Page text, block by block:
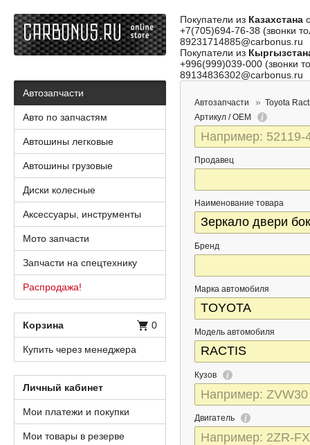
Покупатели из Казахстана
+7(705)694-76-38 (звонки
89231714885@carbonus.ru
Покупатели из
+996(999)039-000 (звонки
89134836302@carbonus.ru
Автозапчасти
Toyota
Артикул / OEM
Продавец
Наименование товара
Бренд
Марка автомобиля
Модель автомобиля
Кузов
Двигатель
Автозапчасти
Авто по запчастям
Автошины легковые
Автошины грузовые
Диски колесные
Аксессуары, инструменты
Мото запчасти
Запчасти на спецтехнику
Распродажа!
Корзина 0
Купить через менеджера
Личный кабинет
Мои платежи и покупки
Мои товары в резерве